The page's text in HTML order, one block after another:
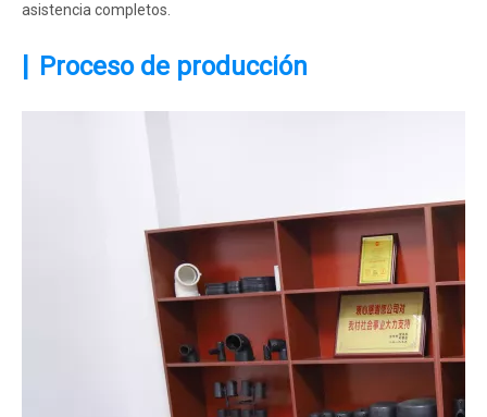
asistencia completos.
Proceso de producción